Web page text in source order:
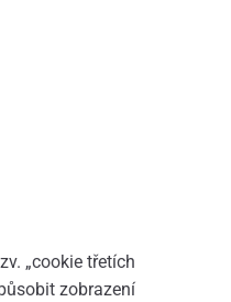
„cookie třetích
zobrazení